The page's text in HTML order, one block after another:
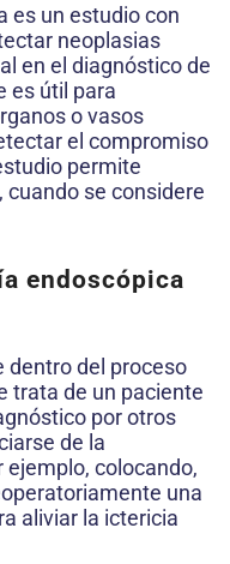
es un estudio con
neoplasias
en el diagnóstico de
es útil para
o vasos
el compromiso
permite
se considere
endoscópica
dentro del proceso
trata de un paciente
por otros
de la
colocando,
una
aliviar la ictericia